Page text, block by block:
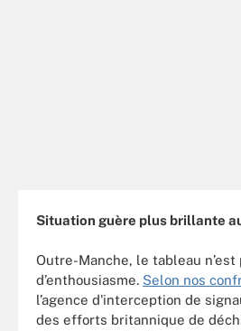
Situation guère plus brillante
Outre-Manche, le tableau n’est
d’enthousiasme. Selon nos
l’agence d'interception de
des efforts britannique de